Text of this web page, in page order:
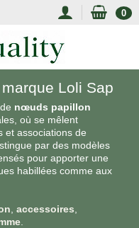
0
Loli Sap
nœuds papillon
où se mêlent
et associations de
par des modèles
pour apporter une
habillées comme aux
accessoires